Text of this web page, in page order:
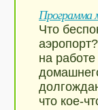
Программа
Что
на
что кое-